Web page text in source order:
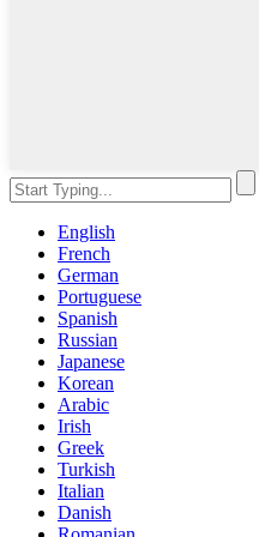
English
French
German
Portuguese
Spanish
Russian
Japanese
Korean
Arabic
Irish
Greek
Turkish
Italian
Danish